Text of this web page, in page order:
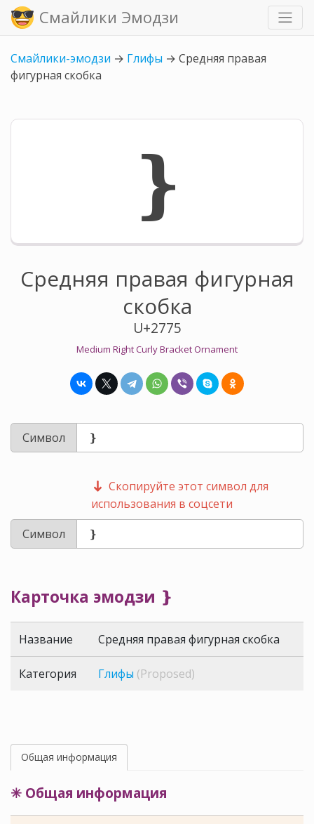
Смайлики Эмодзи
Смайлики-эмодзи → Глифы → Средняя правая
фигурная скобка
❵
Средняя правая фигурная
скобка
U+2775
Medium Right Curly Bracket Ornament
Символ
Скопируйте этот символ для
использования в соцсети
Символ
Карточка эмодзи ❵
Название Средняя правая фигурная скобка
Категория Глифы (Proposed)
Общая информация
✳ Общая информация